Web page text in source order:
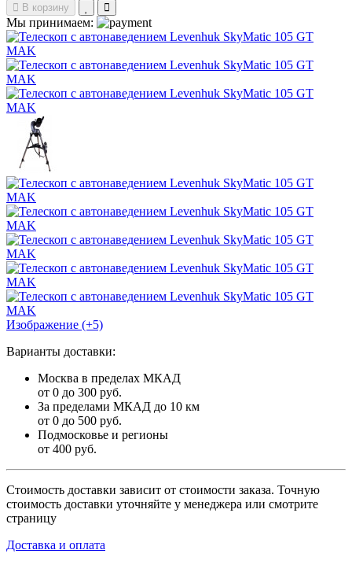
В корзину
Мы принимаем:
Изображение (+5)
Варианты доставки:
Москва в пределах МКАД
от 0 до 300 руб.
За пределами МКАД до 10 км
от 0 до 500 руб.
Подмосковье и регионы
от 400 руб.
Стоимость доставки зависит от стоимости заказа. Точную
стоимость доставки уточняйте у менеджера или смотрите
страницу
Доставка и оплата